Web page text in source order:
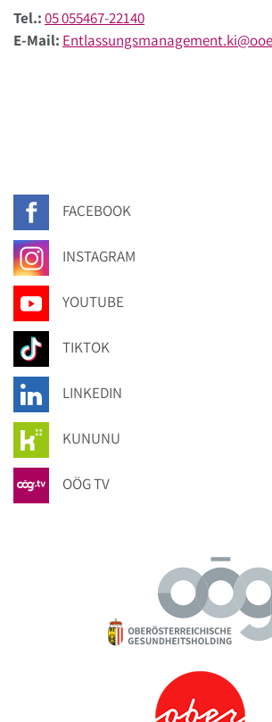
Tel.:05 055467-22140
E-Mail:
FACEBOOK
INSTAGRAM
YOUTUBE
TIKTOK
LINKEDIN
KUNUNU
OÖG TV